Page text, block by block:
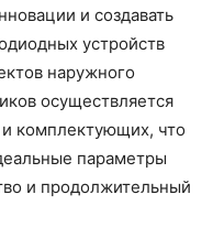
и создавать
устройств
наружного
осуществляется
комплектующих, что
параметры
и продолжительный